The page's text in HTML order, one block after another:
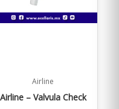
Airline
Airline – Valvula Check